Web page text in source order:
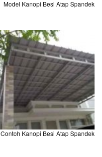
Model Kanopi Besi Atap Spandek
Contoh Kanopi Besi Atap Spandek